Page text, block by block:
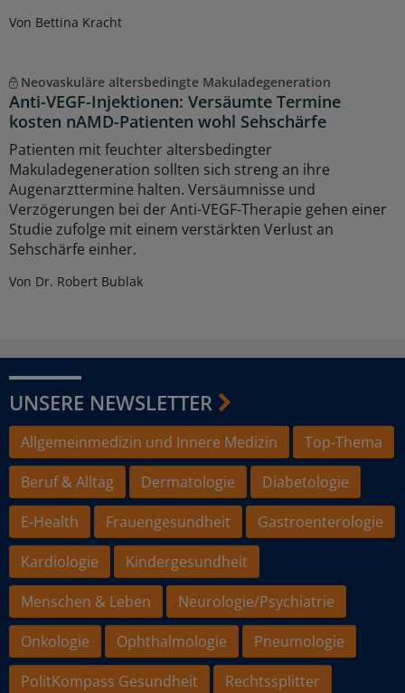
Von Bettina Kracht
Neovaskuläre altersbedingte Makuladegeneration
Anti-VEGF-Injektionen: Versäumte Termine
kosten nAMD-Patienten wohl Sehschärfe
Patienten mit feuchter altersbedingter
Makuladegeneration sollten sich streng an ihre
Augenarzttermine halten. Versäumnisse und
Verzögerungen bei der Anti-VEGF-Therapie gehen einer
Studie zufolge mit einem verstärkten Verlust an
Sehschärfe einher.
Von Dr. Robert Bublak
UNSERE NEWSLETTER
Allgemeinmedizin und Innere Medizin
Top-Thema
Beruf & Alltag
Dermatologie
Diabetologie
E-Health
Frauengesundheit
Gastroenterologie
Kardiologie
Kindergesundheit
Menschen & Leben
Neurologie/Psychiatrie
Onkologie
Ophthalmologie
Pneumologie
PolitKompass Gesundheit
Rechtssplitter